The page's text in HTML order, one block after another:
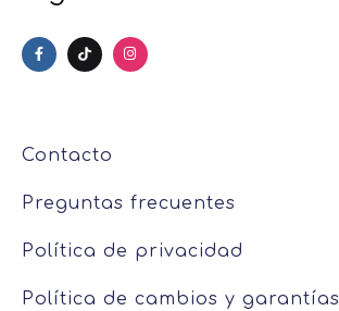
Contacto
Preguntas frecuentes
Política de privacidad
Política de cambios y garantías